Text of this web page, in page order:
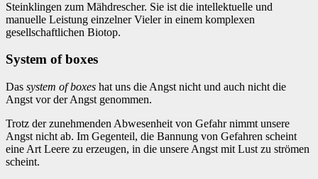
Steinklingen zum Mähdrescher. Sie ist die intellektuelle und
manuelle Leistung einzelner Vieler in einem komplexen
gesellschaftlichen Biotop.
System of boxes
Das system of boxes hat uns die Angst nicht und auch nicht die
Angst vor der Angst genommen.
Trotz der zunehmenden Abwesenheit von Gefahr nimmt unsere
Angst nicht ab. Im Gegenteil, die Bannung von Gefahren scheint
eine Art Leere zu erzeugen, in die unsere Angst mit Lust zu strömen
scheint.